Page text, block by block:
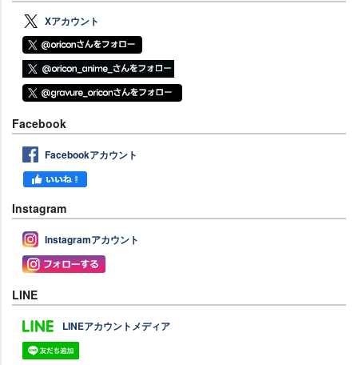
Xアカウント
Facebook
Facebookアカウント
Instagram
Instagramアカウント
LINE
LINEアカウントメディア